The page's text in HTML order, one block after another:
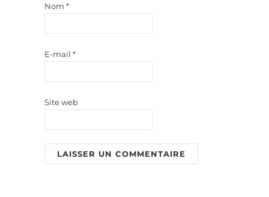
Nom *
E-mail *
Site web